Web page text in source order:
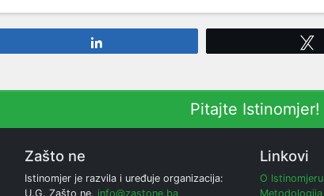
Pitajte Istinomjer!
Zašto ne
Istinomjer je razvila i uređuje organizacija:
U.G. Zašto ne, info@zastone.ba
Linkovi
O Istinomjeru
Metodologija